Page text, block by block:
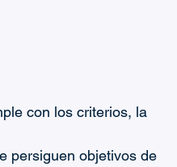
con los criterios, la
persiguen objetivos de